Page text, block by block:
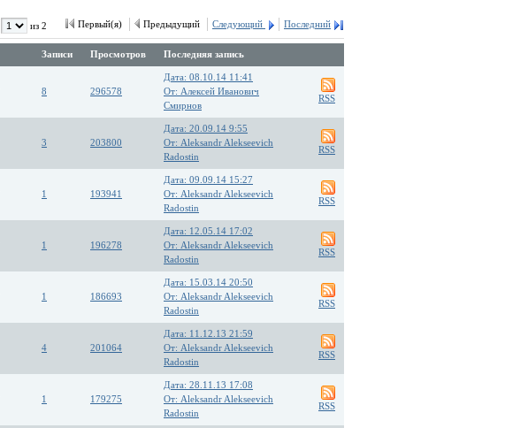
из 2 Первый(я) Предыдущий Следующий Последний
Записи Просмотров Последняя запись
8 296578
Дата: 08.10.14 11:41
От: Алексей Иванович
Смирнов
RSS
3 203800
Дата: 20.09.14 9:55
От: Aleksandr Alekseevich
Radostin
RSS
1 193941
Дата: 09.09.14 15:27
От: Aleksandr Alekseevich
Radostin
RSS
1 196278
Дата: 12.05.14 17:02
От: Aleksandr Alekseevich
Radostin
RSS
1 186693
Дата: 15.03.14 20:50
От: Aleksandr Alekseevich
Radostin
RSS
4 201064
Дата: 11.12.13 21:59
От: Aleksandr Alekseevich
Radostin
RSS
1 179275
Дата: 28.11.13 17:08
От: Aleksandr Alekseevich
Radostin
RSS